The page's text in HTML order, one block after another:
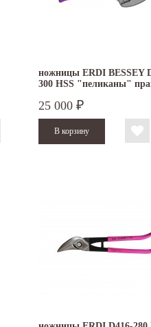
ножницы ERDI BESSEY
300 HSS "пеликаны"
25 000 ₽